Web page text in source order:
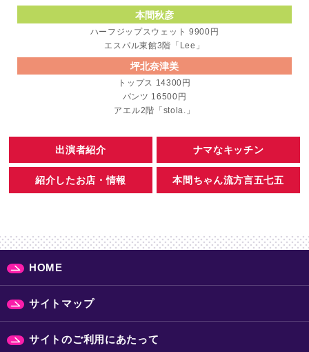
本間秋彦
ハーフジップスウェット 9900円
エスパル東館3階「Lee」
坪北奈津美
トップス 14300円
パンツ 16500円
アエル2階「stola.」
出演者紹介 ナマなキッチン
紹介したお店・情報 本間ちゃん流方言五七五
HOME
サイトマップ
サイトのご利用にあたって